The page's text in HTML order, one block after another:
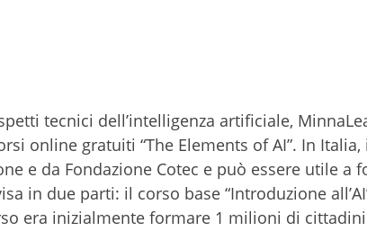
tecnici dell’intelligenza artificiale,
online gratuiti “The Elements of AI”. In
e da Fondazione Cotec e può essere utile a
in due parti: il corso base “Introduzione
era inizialmente formare 1 milioni di cittadini